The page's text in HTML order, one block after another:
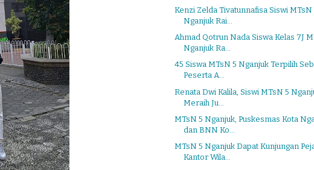
Kenzi Zelda Tivatunnafisa Siswi MTsN
Nganjuk Rai...
Ahmad Qotrun Nada Siswa Kelas 7J
Nganjuk Ra...
45 Siswa MTsN 5 Nganjuk Terpilih
Peserta A...
Renata Dwi Kalila, Siswi MTsN 5
Meraih Ju...
MTsN 5 Nganjuk, Puskesmas Kota
dan BNN Ko...
MTsN 5 Nganjuk Dapat Kunjungan
Kantor Wila...